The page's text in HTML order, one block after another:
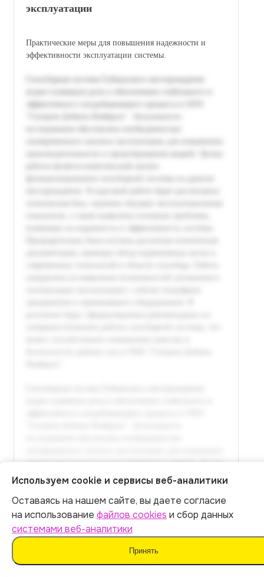
эксплуатации
Практические меры для повышения надежности и
эффективности эксплуатации системы.
Итог:449р.
Оплатить
Используем cookie и сервисы веб-аналитики
Оставаясь на нашем сайте, вы даете согласие
на использование файлов cookies и сбор данных
системами веб-аналитики
Принять